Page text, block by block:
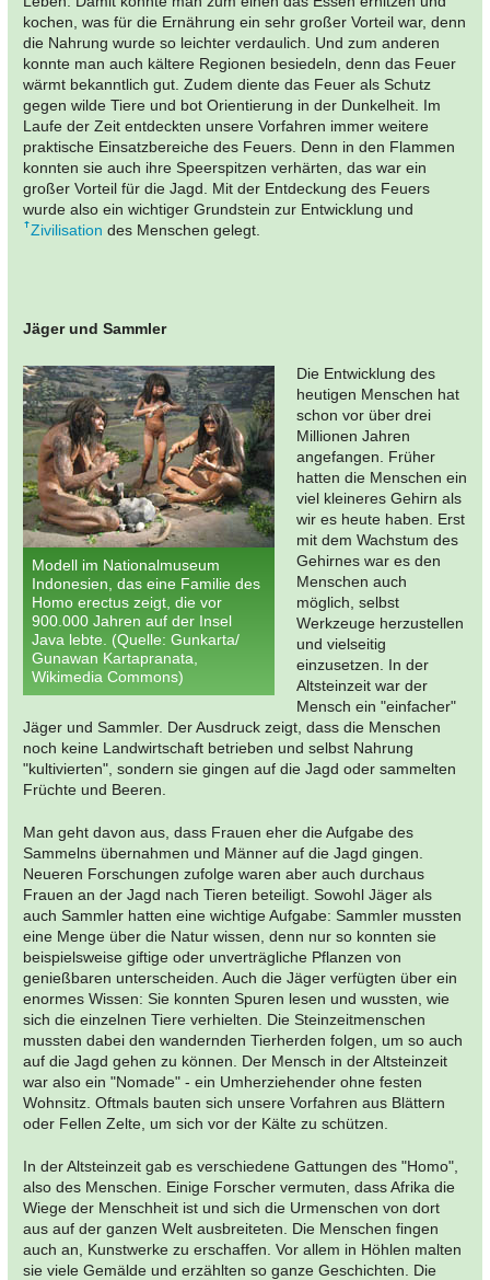
kochen, was für die Ernährung ein sehr großer Vorteil war, denn
die Nahrung wurde so leichter verdaulich. Und zum anderen
konnte man auch kältere Regionen besiedeln, denn das Feuer
wärmt bekanntlich gut. Zudem diente das Feuer als Schutz
gegen wilde Tiere und bot Orientierung in der Dunkelheit. Im
Laufe der Zeit entdeckten unsere Vorfahren immer weitere
praktische Einsatzbereiche des Feuers. Denn in den Flammen
konnten sie auch ihre Speerspitzen verhärten, das war ein
großer Vorteil für die Jagd. Mit der Entdeckung des Feuers
wurde also ein wichtiger Grundstein zur Entwicklung und
Zivilisation des Menschen gelegt.
Jäger und Sammler
Modell im Nationalmuseum
Indonesien, das eine Familie des
Homo erectus zeigt, die vor
900.000 Jahren auf der Insel
Java lebte. (Quelle: Gunkarta/
Gunawan Kartapranata,
Wikimedia Commons)
Die Entwicklung des
heutigen Menschen hat
schon vor über drei
Millionen Jahren
angefangen. Früher
hatten die Menschen ein
viel kleineres Gehirn als
wir es heute haben. Erst
mit dem Wachstum des
Gehirnes war es den
Menschen auch
möglich, selbst
Werkzeuge herzustellen
und vielseitig
einzusetzen. In der
Altsteinzeit war der
Mensch ein "einfacher"
Jäger und Sammler. Der Ausdruck zeigt, dass die Menschen
noch keine Landwirtschaft betrieben und selbst Nahrung
"kultivierten", sondern sie gingen auf die Jagd oder sammelten
Früchte und Beeren.
Man geht davon aus, dass Frauen eher die Aufgabe des
Sammelns übernahmen und Männer auf die Jagd gingen.
Neueren Forschungen zufolge waren aber auch durchaus
Frauen an der Jagd nach Tieren beteiligt. Sowohl Jäger als
auch Sammler hatten eine wichtige Aufgabe: Sammler mussten
eine Menge über die Natur wissen, denn nur so konnten sie
beispielsweise giftige oder unverträgliche Pflanzen von
genießbaren unterscheiden. Auch die Jäger verfügten über ein
enormes Wissen: Sie konnten Spuren lesen und wussten, wie
sich die einzelnen Tiere verhielten. Die Steinzeitmenschen
mussten dabei den wandernden Tierherden folgen, um so auch
auf die Jagd gehen zu können. Der Mensch in der Altsteinzeit
war also ein "Nomade" - ein Umherziehender ohne festen
Wohnsitz. Oftmals bauten sich unsere Vorfahren aus Blättern
oder Fellen Zelte, um sich vor der Kälte zu schützen.
In der Altsteinzeit gab es verschiedene Gattungen des "Homo",
also des Menschen. Einige Forscher vermuten, dass Afrika die
Wiege der Menschheit ist und sich die Urmenschen von dort
aus auf der ganzen Welt ausbreiteten. Die Menschen fingen
auch an, Kunstwerke zu erschaffen. Vor allem in Höhlen malten
sie viele Gemälde und erzählten so ganze Geschichten. Die